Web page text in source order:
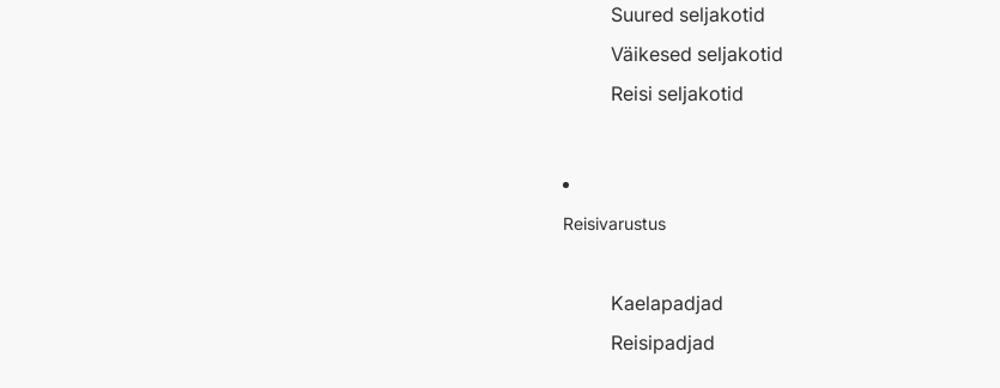
Suured seljakotid
Väikesed seljakotid
Reisi seljakotid
Reisivarustus
Kaelapadjad
Reisipadjad